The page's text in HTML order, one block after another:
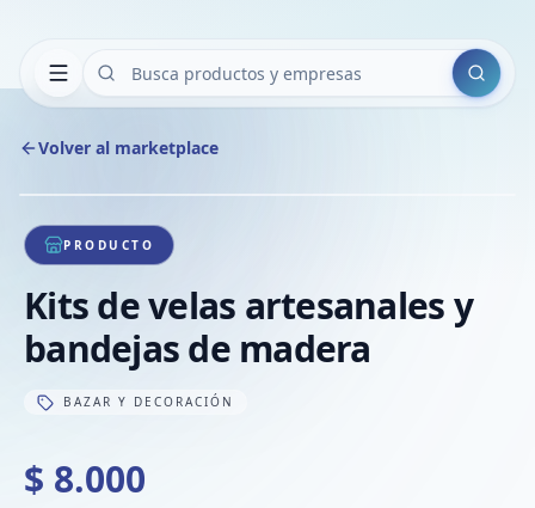
Buscar
Volver al marketplace
1/1
PRODUCTO
Kits de velas artesanales y
bandejas de madera
BAZAR Y DECORACIÓN
$ 8.000